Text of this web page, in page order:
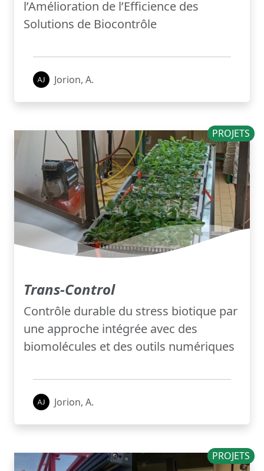
l’Amélioration de l’Efficience des
Solutions de Biocontrôle
Jorion, A.
PROJETS
Trans-Control
Contrôle durable du stress biotique par
une approche intégrée avec des
biomolécules et des outils numériques
Jorion, A.
PROJETS